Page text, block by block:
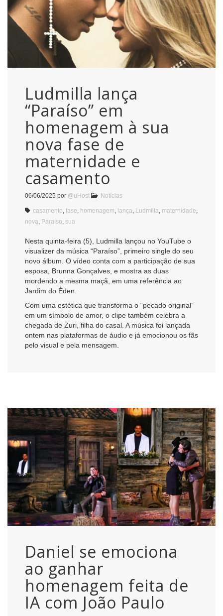
Ludmilla lança
“Paraíso” em
homenagem à sua
nova fase de
maternidade e
casamento
06/06/2025 por @uHost Notícias
casamento fase homenagem lança Ludmilla maternidade
nova Paraíso sua
Nesta quinta-feira (5), Ludmilla lançou no YouTube o
visualizer da música “Paraíso”, primeiro single do seu
novo álbum. O vídeo conta com a participação de sua
esposa, Brunna Gonçalves, e mostra as duas
mordendo a mesma maçã, em uma referência ao
Jardim do Éden.
Com uma estética que transforma o “pecado original”
em um símbolo de amor, o clipe também celebra a
chegada de Zuri, filha do casal. A música foi lançada
ontem nas plataformas de áudio e já emocionou os fãs
pelo visual e pela mensagem.
Daniel se emociona
ao ganhar
homenagem feita de
IA com João Paulo